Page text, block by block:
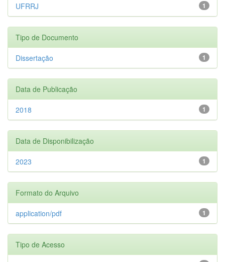
1
UFRRJ
Tipo de Documento
1
Dissertação
Data de Publicação
1
2018
Data de Disponibilização
1
2023
Formato do Arquivo
1
application/pdf
Tipo de Acesso